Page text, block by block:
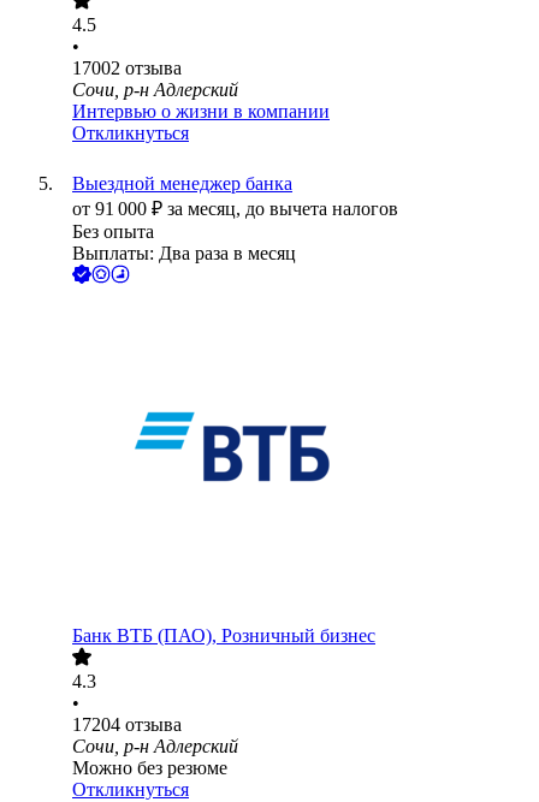
4.5
•
17002 отзыва
Сочи, р-н Адлерский
Интервью о жизни в компании
Откликнуться
Выездной менеджер банка
от 91 000 ₽ за месяц, до вычета налогов
Без опыта
Выплаты: Два раза в месяц
Банк ВТБ (ПАО), Розничный бизнес
4.3
•
17204 отзыва
Сочи, р-н Адлерский
Можно без резюме
Откликнуться